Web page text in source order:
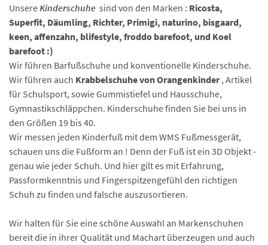
UnsereKinderschuhe sind von den Marken : Ricosta,
Superfit, Däumling, Richter, Primigi, naturino, bisgaard,
keen, affenzahn, blifestyle, froddo barefoot, und Koel
barefoot :)
Wir führen Barfußschuhe und konventionelle Kinderschuhe.
Wir führen auch Krabbelschuhe von Orangenkinder, Artikel
für Schulsport, sowie Gummistiefel und Hausschuhe,
Gymnastikschläppchen. Kinderschuhe finden Sie bei uns in
den Größen 19 bis 40.
Wir messen jeden Kinderfuß mit dem WMS Fußmessgerät,
schauen uns die Fußform an ! Denn der Fuß ist ein 3D Objekt -
genau wie jeder Schuh. Und hier gilt es mit Erfahrung,
Passformkenntnis und Fingerspitzengefühl den richtigen
Schuh zu finden und falsche auszusortieren.
Wir halten für Sie eine schöne Auswahl an Markenschuhen
bereit die in ihrer Qualität und Machart überzeugen und auch